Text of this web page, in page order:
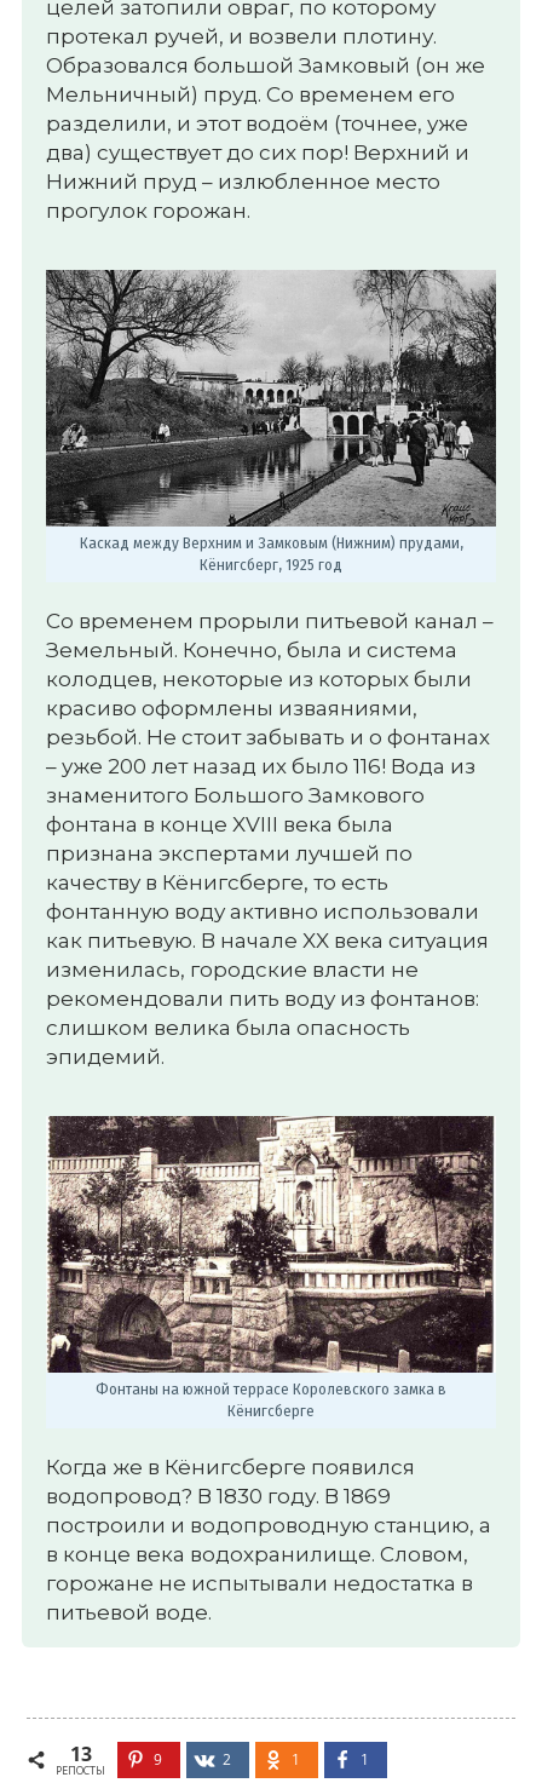
целей затопили овраг, по которому
протекал ручей, и возвели плотину.
Образовался большой Замковый (он же
Мельничный) пруд. Со временем его
разделили, и этот водоём (точнее, уже
два) существует до сих пор! Верхний и
Нижний пруд – излюбленное место
прогулок горожан.
Каскад между Верхним и Замковым (Нижним) прудами,
Кёнигсберг, 1925 год
Со временем прорыли питьевой канал –
Земельный. Конечно, была и система
колодцев, некоторые из которых были
красиво оформлены изваяниями,
резьбой. Не стоит забывать и о фонтанах
– уже 200 лет назад их было 116! Вода из
знаменитого Большого Замкового
фонтана в конце XVIII века была
признана экспертами лучшей по
качеству в Кёнигсберге, то есть
фонтанную воду активно использовали
как питьевую. В начале XX века ситуация
изменилась, городские власти не
рекомендовали пить воду из фонтанов:
слишком велика была опасность
эпидемий.
Фонтаны на южной террасе Королевского замка в
Кёнигсберге
Когда же в Кёнигсберге появился
водопровод? В 1830 году. В 1869
построили и водопроводную станцию, а
в конце века водохранилище. Словом,
горожане не испытывали недостатка в
питьевой воде.
13
РЕПОСТЫ
9 2 1 1